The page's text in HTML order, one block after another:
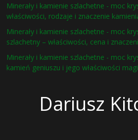
Minerały i kamienie szlachetne - moc
właściwości, rodzaje i znaczenie
Minerały i kamienie szlachetne - moc
szlachetny – właściwości, cena i
Minerały i kamienie szlachetne - moc
kamień geniuszu i jego właściwości
Dariusz